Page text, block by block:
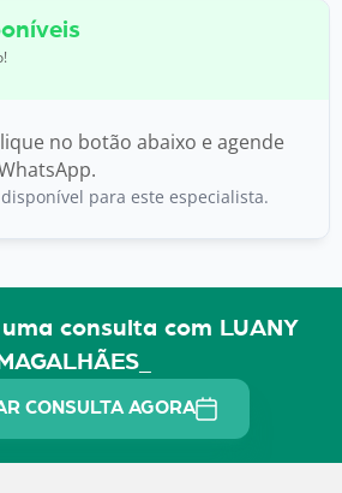
no botão abaixo e agende
para este especialista.
consulta com LUANY
CONSULTA AGORA